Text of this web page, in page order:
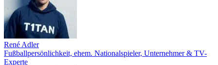
René Adler
Fußballpersönlichkeit, ehem. Nationalspieler, Unternehmer & TV-
Experte